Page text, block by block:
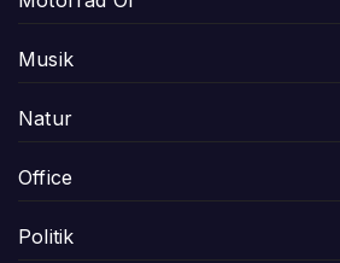
Musik
Natur
Office
Politik